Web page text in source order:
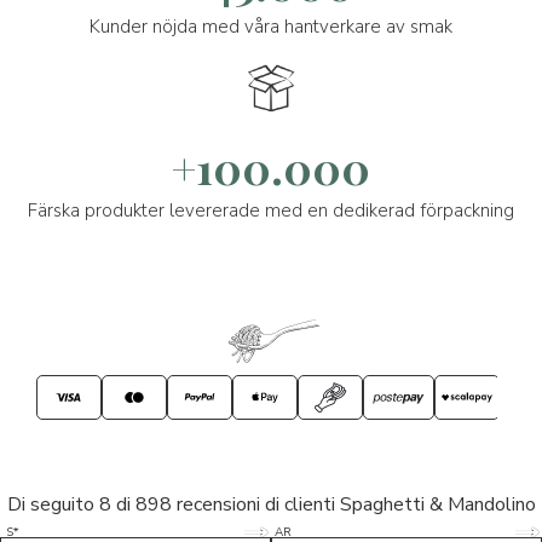
Kunder nöjda med våra hantverkare av smak
+100.000
Färska produkter levererade med en dedikerad förpackning
Di seguito 8 di 898 recensioni di clienti Spaghetti & Mandolino
S* 5/5 AR 5/5